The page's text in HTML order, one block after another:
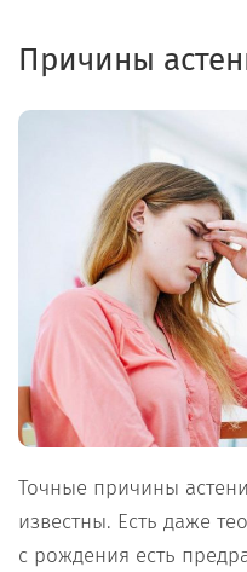
Причины
Точные причины
известны. Есть даже
с рождения есть